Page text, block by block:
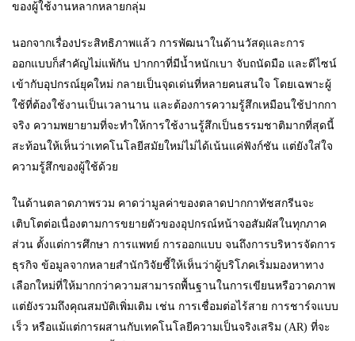
ของผู้ใช้งานหลากหลายกลุ่ม
นอกจากเรื่องประสิทธิภาพแล้ว การพัฒนาในด้านวัสดุและการ
ออกแบบก็สำคัญไม่แพ้กัน ปากกาที่มีน้ำหนักเบา จับถนัดมือ และดีไซน์
เข้ากับอุปกรณ์ยุคใหม่ กลายเป็นจุดเด่นที่หลายคนสนใจ โดยเฉพาะผู้
ใช้ที่ต้องใช้งานเป็นเวลานาน และต้องการความรู้สึกเหมือนใช้ปากกา
จริง ความพยายามที่จะทำให้การใช้งานรู้สึกเป็นธรรมชาติมากที่สุดนี้
สะท้อนให้เห็นว่าเทคโนโลยีสมัยใหม่ไม่ได้เน้นแค่ฟังก์ชัน แต่ยังใส่ใจ
ความรู้สึกของผู้ใช้ด้วย
ในด้านตลาดภาพรวม คาดว่ามูลค่าของตลาดปากกาทัชสกรีนจะ
เติบโตต่อเนื่องตามการขยายตัวของอุปกรณ์หน้าจอสัมผัสในทุกภาค
ส่วน ตั้งแต่การศึกษา การแพทย์ การออกแบบ จนถึงการบริหารจัดการ
ธุรกิจ ข้อมูลจากหลายสำนักวิจัยชี้ให้เห็นว่าผู้บริโภคเริ่มมองหาทาง
เลือกใหม่ที่ให้มากกว่าความสามารถพื้นฐานในการเขียนหรือวาดภาพ
แต่ยังรวมถึงคุณสมบัติเพิ่มเติม เช่น การเชื่อมต่อไร้สาย การชาร์จแบบ
เร็ว หรือแม้แต่การผสานกับเทคโนโลยีความเป็นจริงเสริม (AR) ที่จะ